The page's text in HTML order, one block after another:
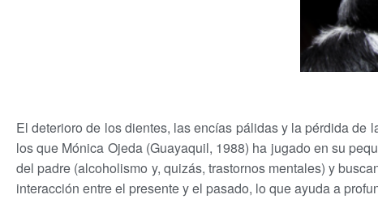
El deterioro de los dientes, las encías pálidas y la pérdida de
los que Mónica Ojeda (Guayaquil, 1988) ha jugado en su
del padre (alcoholismo y, quizás, trastornos mentales) y
interacción entre el presente y el pasado, lo que ayuda a